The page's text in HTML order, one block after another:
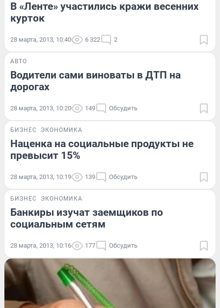
В «Ленте» участились кражи весенних
курток
28 марта, 2013, 10:40 6 322 2
АВТО
Водители сами виноваты в ДТП на
дорогах
28 марта, 2013, 10:20 149 Обсудить
БИЗНЕС ЭКОНОМИКА
Наценка на социальные продукты не
превысит 15%
28 марта, 2013, 10:19 139 Обсудить
БИЗНЕС ЭКОНОМИКА
Банкиры изучат заемщиков по
социальным сетям
28 марта, 2013, 10:16 177 Обсудить